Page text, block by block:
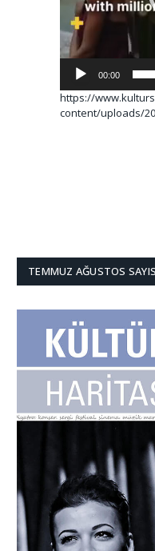
00:00
https://
content/uploads/
TEMMUZ AĞUSTOS